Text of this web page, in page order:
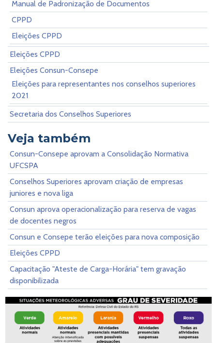
Manual de Padronização de Documentos
CPPD
Eleições CPPD
Eleições CPPD
Eleições Consun-Consepe
Eleições para representantes nos conselhos superiores
2021
Secretaria dos Conselhos Superiores
Veja também
Consun-Consepe aprovam a Consolidação Normativa
UFCSPA
Conselhos Superiores aprovam criação de empresas
juniores e nova liga
Consun aprova operacionalização para reserva de vagas
de docentes negros
Consun e Consepe terão eleições para nova composição
Eleições CPPD
Capacitação "Ateste de Carga-Horária" tem gravação
disponibilizada